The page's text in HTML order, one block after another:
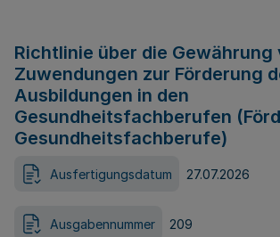
Richtlinie über die Gewährung
Zuwendungen zur Förderung
Ausbildungen in den
Gesundheitsfachberufen
Gesundheitsfachberufe)
Ausfertigungsdatum 27.07.2026
Ausgabennummer 209